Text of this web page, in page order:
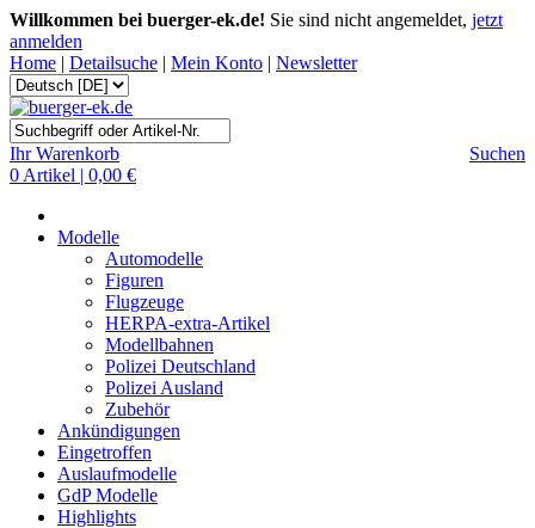
Willkommen bei buerger-ek.de! Sie sind nicht angemeldet, jetzt
anmelden
Home | Detailsuche | Mein Konto | Newsletter
Suchen
Ihr Warenkorb
0 Artikel | 0,00 €
Modelle
Automodelle
Figuren
Flugzeuge
HERPA-extra-Artikel
Modellbahnen
Polizei Deutschland
Polizei Ausland
Zubehör
Ankündigungen
Eingetroffen
Auslaufmodelle
GdP Modelle
Highlights